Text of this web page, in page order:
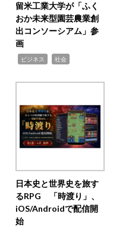
留米工業大学が「ふく
おか未来型園芸農業創
出コンソーシアム」参
画
ビジネス 社会
日本史と世界史を旅す
るRPG 「時渡り」、
iOS/Androidで配信開
始